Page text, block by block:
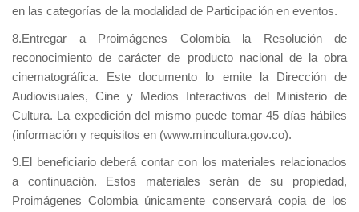
en las categorías de la modalidad de Participación en eventos.
8.Entregar a Proimágenes Colombia la Resolución de
reconocimiento de carácter de producto nacional de la obra
cinematográfica. Este documento lo emite la Dirección de
Audiovisuales, Cine y Medios Interactivos del Ministerio de
Cultura. La expedición del mismo puede tomar 45 días hábiles
(información y requisitos en (www.mincultura.gov.co).
9.El beneficiario deberá contar con los materiales relacionados
a continuación. Estos materiales serán de su propiedad,
Proimágenes Colombia únicamente conservará copia de los